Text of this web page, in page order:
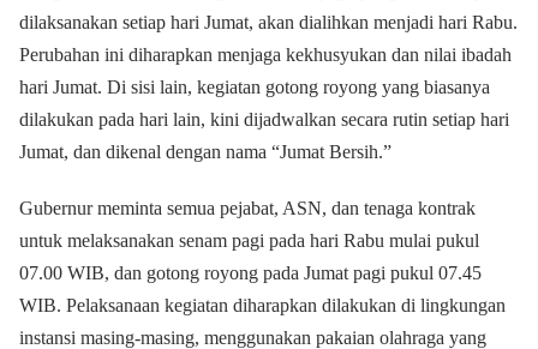
dilaksanakan setiap hari Jumat, akan dialihkan menjadi hari Rabu.
Perubahan ini diharapkan menjaga kekhusyukan dan nilai ibadah
hari Jumat. Di sisi lain, kegiatan gotong royong yang biasanya
dilakukan pada hari lain, kini dijadwalkan secara rutin setiap hari
Jumat, dan dikenal dengan nama “Jumat Bersih.”
Gubernur meminta semua pejabat, ASN, dan tenaga kontrak
untuk melaksanakan senam pagi pada hari Rabu mulai pukul
07.00 WIB, dan gotong royong pada Jumat pagi pukul 07.45
WIB. Pelaksanaan kegiatan diharapkan dilakukan di lingkungan
instansi masing-masing, menggunakan pakaian olahraga yang